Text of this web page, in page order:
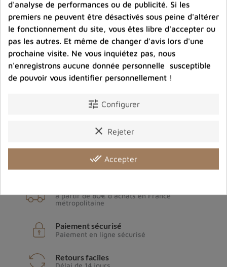
à partir de 80€ d'achats en France
métropolitaine
Paiement sécurisé
Paiement en ligne sécurisé
Retours faciles
d'analyse de performances ou de publicité. Si les
premiers ne peuvent être désactivés sous peine d'altérer
le fonctionnement du site, vous êtes libre d'accepter ou
pas les autres. Et même de changer d'avis lors d'une
prochaine visite. Ne vous inquiétez pas, nous
n'enregistrons aucune donnée personnelle susceptible
de pouvoir vous identifier personnellement !
tune Configurer
clear Rejeter
done_all Accepter